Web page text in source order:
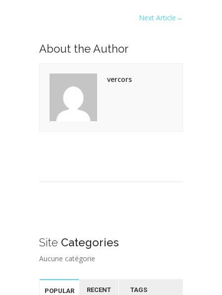
Next Article→
About the Author
vercors
Site Categories
Aucune catégorie
POPULAR RECENT TAGS